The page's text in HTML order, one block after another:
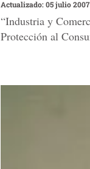
Actualizado: 05 julio 2007
“Industria y
Protección al